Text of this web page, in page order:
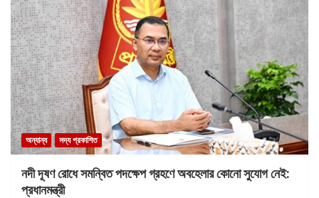
অন্যান্য সদ্য প্রকাশিত
নদী দূষণ রোধে সমন্বিত পদক্ষেপ গ্রহণে অবহেলার কোনো সুযোগ নেই:
প্রধানমন্ত্রী